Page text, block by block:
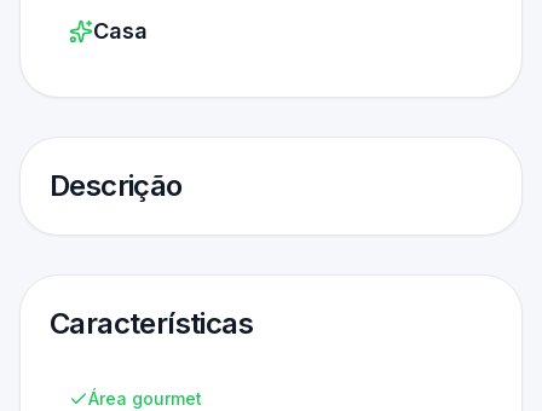
Casa
Descrição
Características
Área gourmet